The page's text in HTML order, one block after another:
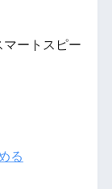
ートスピー
る